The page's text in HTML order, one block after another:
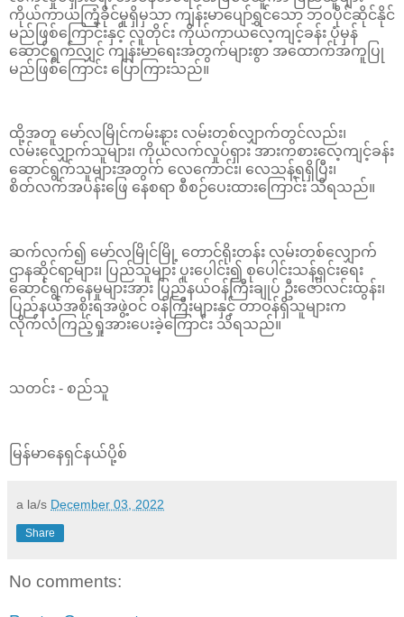
ကိုယ်ကာယကြံ့ခိုင်မှုရှိမှသာ ကျန်းမာပျော်ရွှင်သော ဘဝပိုင်ဆိုင်နိုင်
မည်ဖြစ်ကြောင်းနှင့် လူတိုင်း ကိုယ်ကာယလေ့ကျင့်ခန်း ပုံမှန်
ဆောင်ရွက်လျှင် ကျန်းမာရေးအတွက်များစွာ အထောက်အကူပြု
မည်ဖြစ်ကြောင်း ပြောကြားသည်။
ထို့အတူ မော်လမြိုင်ကမ်းနား လမ်းတစ်လျှာက်တွင်လည်း၊
လမ်းလျှောက်သူများ၊ ကိုယ်လက်လှုပ်ရှား အားကစားလေ့ကျင့်ခန်း
ဆောင်ရွက်သူများအတွက် လေကောင်း၊ လေသန့်ရရှိပြီး၊
စိတ်လက်အပန်းဖြေ နေစရာ စီစဉ်ပေးထားကြောင်း သိရသည်။
ဆက်လက်၍ မော်လမြိုင်မြို့ တောင်ရိုးတန်း လမ်းတစ်လျှောက်
ဌာနဆိုင်ရာများ၊ ပြည်သူများ ပူးပေါင်း၍ စုပေါင်းသန့်ရှင်းရေး
ဆောင်ရွက်နေမှုများအား ပြည်နယ်ဝန်ကြီးချုပ် ဦးဇော်လင်းထွန်း၊
ပြည်နယ်အစိုးရအဖွဲ့ဝင် ဝန်ကြီးများနှင့် တာဝန်ရှိသူများက
လိုက်လံကြည့်ရှုအားပေးခဲ့ကြောင်း သိရသည်။
သတင်း - စည်သူ
မြန်မာနေရှင်နယ်ပို့စ်
a la/s December 03, 2022
Share
No comments: